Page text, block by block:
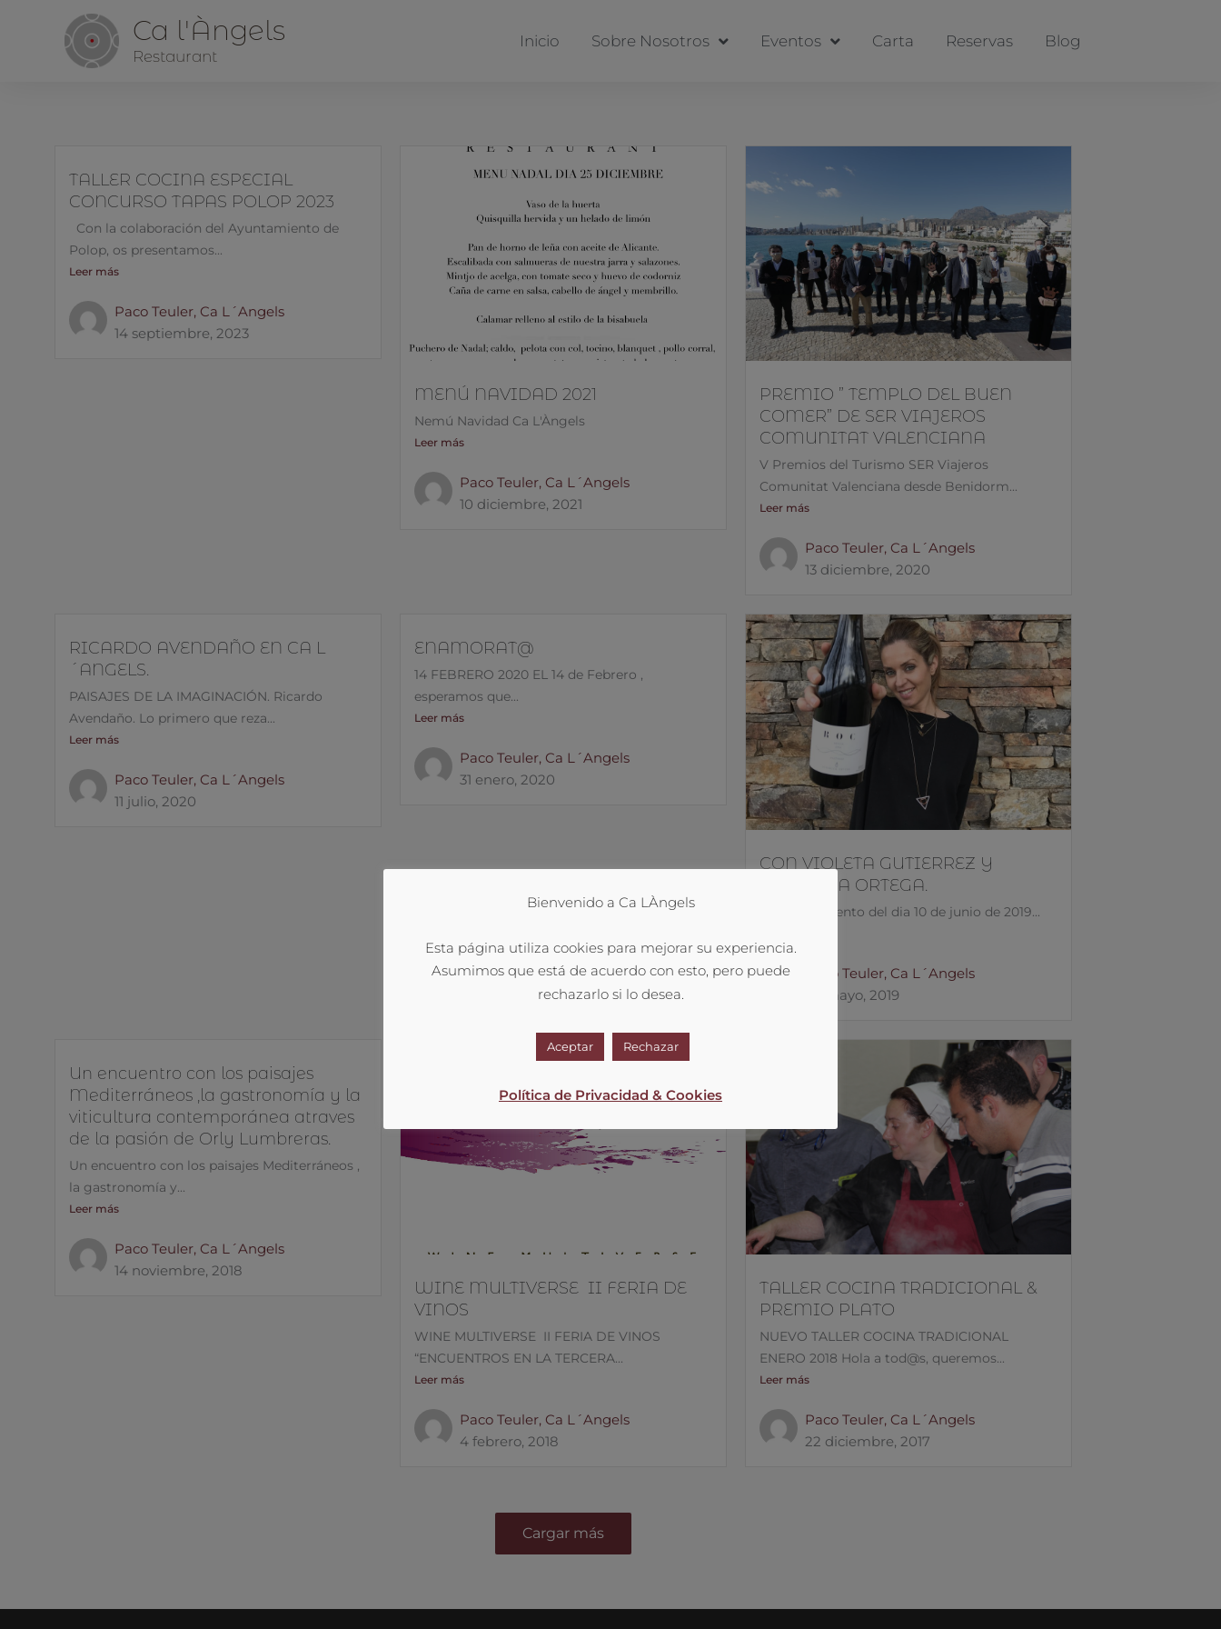
Ca l'Àngels
Restaurant
Inicio Sobre Nosotros Eventos Carta Reservas Blog
TALLER COCINA ESPECIAL
CONCURSO TAPAS POLOP 2023
Con la colaboración del Ayuntamiento de
Polop, os presentamos...
Leer más
Paco Teuler, Ca L´Angels
14 septiembre, 2023
MENÚ NAVIDAD 2021
Nemú Navidad Ca L'Àngels
Leer más
Paco Teuler, Ca L´Angels
10 diciembre, 2021
PREMIO ” TEMPLO DEL BUEN
COMER” DE SER VIAJEROS
COMUNITAT VALENCIANA
V Premios del Turismo SER Viajeros
Comunitat Valenciana desde Benidorm...
Leer más
Paco Teuler, Ca L´Angels
13 diciembre, 2020
RICARDO AVENDAÑO EN CA L
´ANGELS.
PAISAJES DE LA IMAGINACIÓN. Ricardo
Avendaño. Lo primero que reza...
Leer más
Paco Teuler, Ca L´Angels
11 julio, 2020
ENAMORAT@
14 FEBRERO 2020 EL 14 de Febrero ,
esperamos que...
Leer más
Paco Teuler, Ca L´Angels
31 enero, 2020
CON VIOLETA GUTIERREZ Y
VERONICA ORTEGA.
Para este evento del dia 10 de junio de 2019...
Paco Teuler, Ca L´Angels
27 mayo, 2019
Un encuentro con los paisajes
Mediterráneos ,la gastronomía y la
viticultura contemporánea atraves
de la pasión de Orly Lumbreras.
Un encuentro con los paisajes Mediterráneos ,
la gastronomía y...
Leer más
Paco Teuler, Ca L´Angels
14 noviembre, 2018
WINE MULTIVERSE II FERIA DE
VINOS
WINE MULTIVERSE II FERIA DE VINOS
“ENCUENTROS EN LA TERCERA...
Leer más
Paco Teuler, Ca L´Angels
4 febrero, 2018
TALLER COCINA TRADICIONAL &
PREMIO PLATO
NUEVO TALLER COCINA TRADICIONAL
ENERO 2018 Hola a tod@s, queremos...
Leer más
Paco Teuler, Ca L´Angels
22 diciembre, 2017
Cargar más
Bienvenido a Ca LÀngels
Esta página utiliza cookies para mejorar su experiencia.
Asumimos que está de acuerdo con esto, pero puede
rechazarlo si lo desea.
Aceptar Rechazar
Política de Privacidad & Cookies